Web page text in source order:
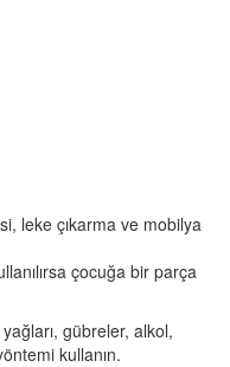
leke çıkarma ve mobilya
çocuğa bir parça
gübreler, alkol,
kullanın.